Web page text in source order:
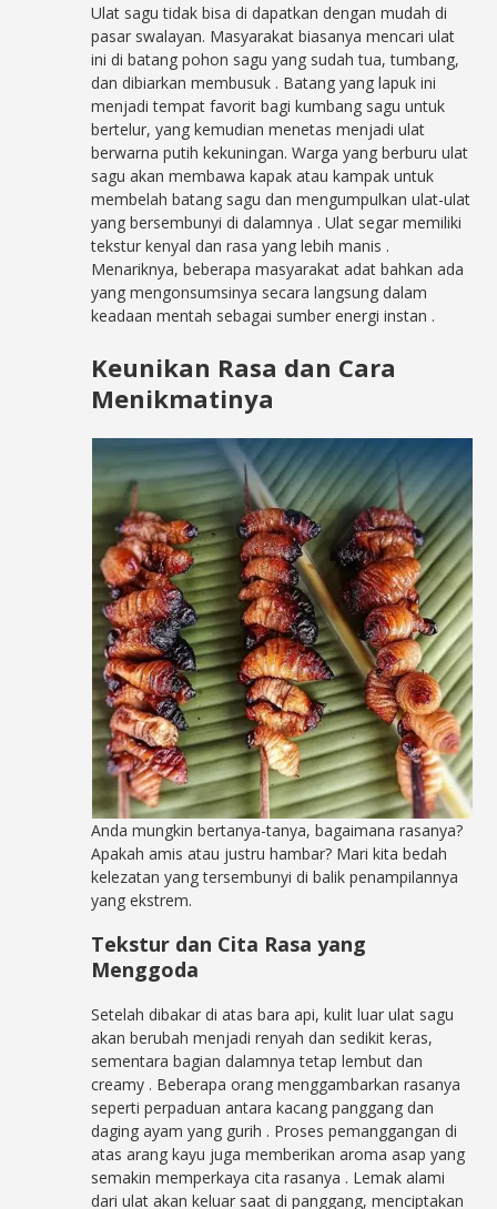
Ulat sagu tidak bisa di dapatkan dengan mudah di
pasar swalayan. Masyarakat biasanya mencari ulat
ini di batang pohon sagu yang sudah tua, tumbang,
dan dibiarkan membusuk . Batang yang lapuk ini
menjadi tempat favorit bagi kumbang sagu untuk
bertelur, yang kemudian menetas menjadi ulat
berwarna putih kekuningan. Warga yang berburu ulat
sagu akan membawa kapak atau kampak untuk
membelah batang sagu dan mengumpulkan ulat-ulat
yang bersembunyi di dalamnya . Ulat segar memiliki
tekstur kenyal dan rasa yang lebih manis .
Menariknya, beberapa masyarakat adat bahkan ada
yang mengonsumsinya secara langsung dalam
keadaan mentah sebagai sumber energi instan .
Keunikan Rasa dan Cara
Menikmatinya
Anda mungkin bertanya-tanya, bagaimana rasanya?
Apakah amis atau justru hambar? Mari kita bedah
kelezatan yang tersembunyi di balik penampilannya
yang ekstrem.
Tekstur dan Cita Rasa yang
Menggoda
Setelah dibakar di atas bara api, kulit luar ulat sagu
akan berubah menjadi renyah dan sedikit keras,
sementara bagian dalamnya tetap lembut dan
creamy . Beberapa orang menggambarkan rasanya
seperti perpaduan antara kacang panggang dan
daging ayam yang gurih . Proses pemanggangan di
atas arang kayu juga memberikan aroma asap yang
semakin memperkaya cita rasanya . Lemak alami
dari ulat akan keluar saat di panggang, menciptakan